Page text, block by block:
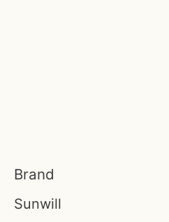
Brand
Sunwill